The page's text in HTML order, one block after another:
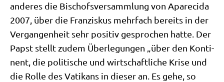
ande­res die Bischofs­ver­samm­lung von Apa­re­ci­da
2007, über die Fran­zis­kus mehr­fach bereits in der
Ver­gan­gen­heit sehr posi­tiv gespro­chen hat­te. Der
Papst stellt zudem Über­le­gun­gen „über den Kon­ti­
nent, die poli­ti­sche und wirt­schaft­li­che Kri­se und
die Rol­le des Vati­kans in die­ser an. Es gehe, so